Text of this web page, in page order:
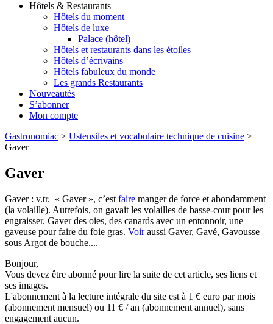
Hôtels & Restaurants
Hôtels du moment
Hôtels de luxe
Palace (hôtel)
Hôtels et restaurants dans les étoiles
Hôtels d’écrivains
Hôtels fabuleux du monde
Les grands Restaurants
Nouveautés
S’abonner
Mon compte
Gastronomiac > Ustensiles et vocabulaire technique de cuisine >
Gaver
Gaver
Gaver : v.tr. « Gaver », c’est faire manger de force et abondamment
(la volaille). Autrefois, on gavait les volailles de basse-cour pour les
engraisser. Gaver des oies, des canards avec un entonnoir, une
gaveuse pour faire du foie gras. Voiraussi Gaver, Gavé, Gavousse
sous Argot de bouche....
Bonjour,
Vous devez être abonné pour lire la suite de cet article, ses liens et
ses images.
L'abonnement à la lecture intégrale du site est à 1 € euro par mois
(abonnement mensuel) ou 11 € / an (abonnement annuel), sans
engagement aucun.